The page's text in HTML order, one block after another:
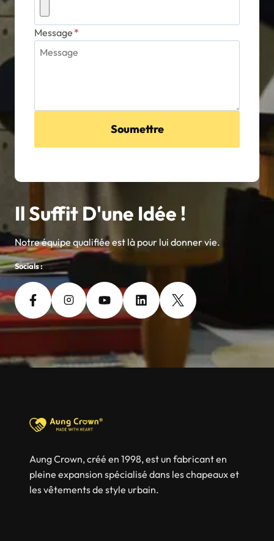
Message *
Soumettre
Il Suffit D'une Idée !
Notre équipe qualifiée est là pour lui donner vie.
Socials :
Aung Crown, créé en 1998, est un fabricant en
pleine expansion spécialisé dans les chapeaux et
les vêtements de style urbain.